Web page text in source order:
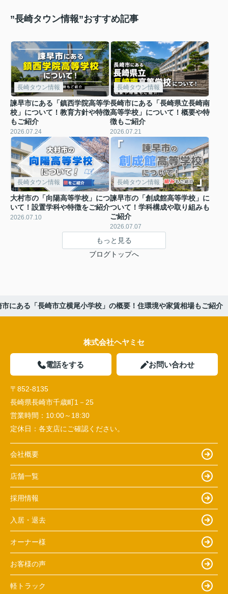
”長崎タウン情報”おすすめ記事
長崎タウン情報
諫早市にある「鎮西学院高等学
校」について！教育方針や特徴
もご紹介
2026.07.24
長崎タウン情報
長崎市にある「長崎県立長崎南
高等学校」について！概要や特
徴もご紹介
2026.07.21
長崎タウン情報
大村市の「向陽高等学校」につ
いて！設置学科や特徴をご紹介
2026.07.10
長崎タウン情報
諫早市の「創成館高等学校」に
ついて！学科構成や取り組みも
ご紹介
2026.07.07
もっと見る
ブログトップへ
市にある「長崎市立横尾小学校」の概要！住環境や家賃相場もご紹介
株式会社ヘヤミセ
電話をする お問い合わせ
〒852-8135
長崎県長崎市千歳町1－25
営業時間： 10:00～18:30
定休日： 各支店にご確認ください。
会社概要
店舗一覧
採用情報
入居・退去
オーナー様
お客様の声
軽トラック